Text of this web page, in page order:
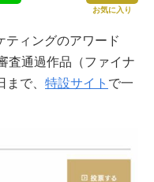
お気に入り
ィングのアワード
査通過作品（ファイナ
で、 特設サイト で一